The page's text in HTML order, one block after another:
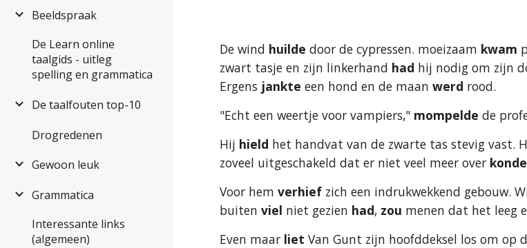
Beeldspraak
De Learn online
taalgids - uitleg
spelling en grammatica
De taalfouten top-10
Drogredenen
Gewoon leuk
Grammatica
Interessante links
(algemeen)
De wind huilde door de cypressen. moeizaam kwam
zwart tasje en zijn linkerhand had hij nodig om zijn
Ergens jankte een hond en de maan werd rood.
"Echt een weertje voor vampiers," mompelde de
Hij hield het handvat van de zwarte tas stevig vast.
zoveel uitgeschakeld dat er niet veel meer over
Voor hem verhief zich een indrukwekkend gebouw.
buiten viel niet gezien had, zou menen dat het leeg
Even maar liet Van Gunt zijn hoofddeksel los om op